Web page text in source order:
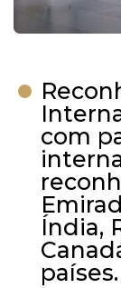
com
Índia,
países.